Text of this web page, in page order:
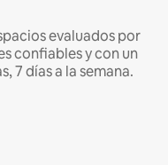
evaluados por
confiables y con un
7 días a la semana.